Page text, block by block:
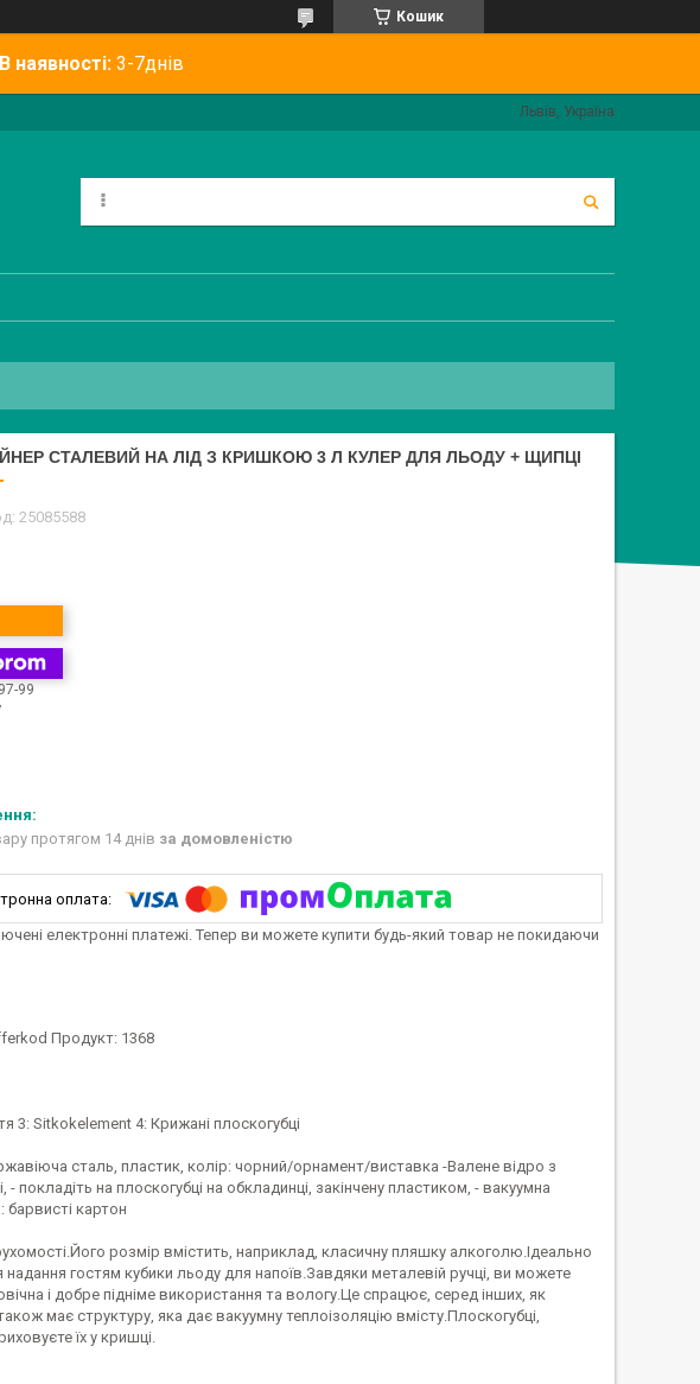
Кошик
В наявності: 3-7днів
Львів, Україна
СТАЛЕВИЙ НА ЛІД З КРИШКОЮ 3 Л КУЛЕР ДЛЯ ЛЬОДУ + ЩИПЦІ
25085588
99
протягом 14 днів за домовленістю
електронні платежі. Тепер ви можете купити будь-який товар не покидаючи
Продукт: 1368
3: Sitkokelement 4: Крижані плоскогубці
сталь, пластик, колір: чорний/орнамент/виставка -Валене відро з
покладіть на плоскогубці на обкладинці, закінчену пластиком, - вакуумна
барвисті картон
розмір вмістить, наприклад, класичну пляшку алкоголю.Ідеально
гостям кубики льоду для напоїв.Завдяки металевій ручці, ви можете
і добре підніме використання та вологу.Це спрацює, серед інших, як
має структуру, яка дає вакуумну теплоізоляцію вмісту.Плоскогубці,
їх у кришці.